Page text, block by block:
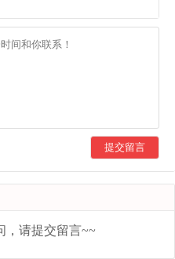
提交留言
请提交留言~~